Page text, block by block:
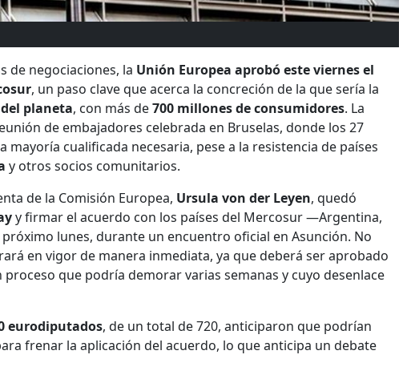
de negociaciones, la Unión Europea aprobó este viernes el
, un paso clave que acerca la concreción de la que sería la
planeta, con más de700 millones de consumidores. La
de embajadores celebrada en Bruselas, donde los 27
mayoría cualificada necesaria, pese a la resistencia de países
y otros socios comunitarios.
de la Comisión Europea, Ursula von der Leyen, quedó
y firmar el acuerdo con los países del Mercosur —Argentina,
lunes, durante un encuentro oficial en Asunción. No
en vigor de manera inmediata, ya que deberá ser aprobado
proceso que podría demorar varias semanas y cuyo desenlace
eurodiputados, de un total de 720, anticiparon que podrían
frenar la aplicación del acuerdo, lo que anticipa un debate